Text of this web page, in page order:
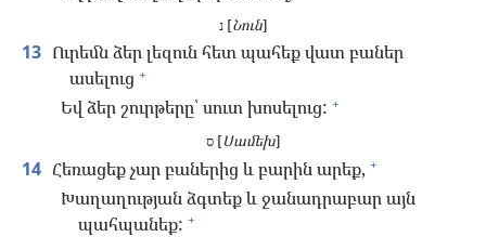
נ [Նուն]
13 Ուրեմն ձեր լեզուն հետ պահեք վատ բաներ
ասելուց +
Եվ ձեր շուրթերը՝ սուտ խոսելուց: +
ס [Սամեխ]
14 Հեռացեք չար բաներից և բարին արեք, +
Խաղաղության ձգտեք և ջանադրաբար այն
պահպանեք: +